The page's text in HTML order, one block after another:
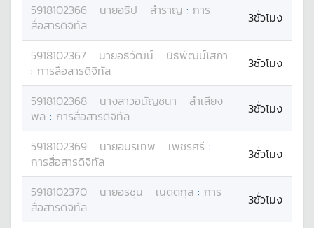
5918102366 นายอธิป สำราญ : การ
สื่อสารดิจิทัล
3ชั่วโมง
5918102367 นายอธิวัฒน์
นิธิพัฒน์โสภา
: การสื่อสารดิจิทัล 3ชั่วโมง
5918102368 นางสาวอนัญชนา
ลำเลียง
พล : การสื่อสารดิจิทัล 3ชั่วโมง
5918102369 นายอมรเทพ เพชรศรี :
การสื่อสารดิจิทัล
3ชั่วโมง
5918102370 นายอรชุน เนตตกุล : การ
สื่อสารดิจิทัล
3ชั่วโมง